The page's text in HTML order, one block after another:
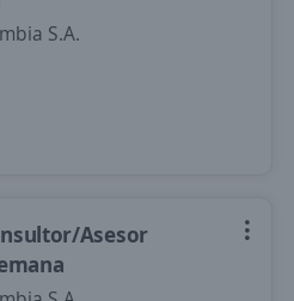
S.A.
Asesor